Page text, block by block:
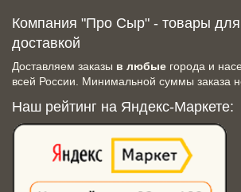
Компания "Про Сыр" - товары
доставкой
Доставляем заказы в любые города и
всей России. Минимальной суммы заказа
Наш рейтинг на Яндекс-Маркете: